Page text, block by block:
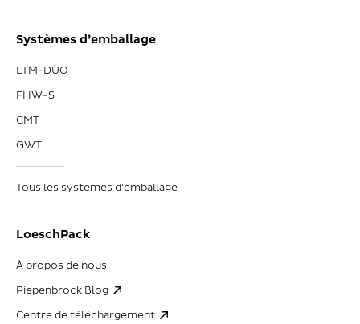
Systèmes d’emballage
LTM-DUO
FHW-S
CMT
GWT
Tous les systèmes d'emballage
LoeschPack
À propos de nous
Piepenbrock Blog
Centre de téléchargement